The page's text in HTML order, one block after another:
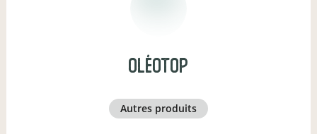
OLÉOTOP
autres produits